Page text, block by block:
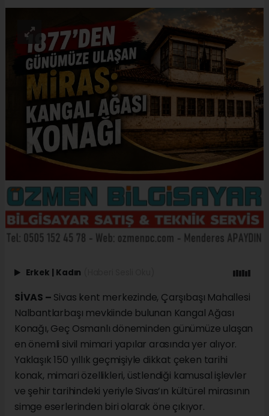
Erkek | Kadın
SİVAS – Sivas kent merkezinde, Çarşıbaşı Mahallesi
Nalbantlarbaşı mevkiinde bulunan Kangal Ağası
Konağı, Geç Osmanlı döneminden günümüze ulaşan
en önemli sivil mimari yapılar arasında yer alıyor.
Yaklaşık 150 yıllık geçmişiyle dikkat çeken tarihi
konak, mimari özellikleri, üstlendiği kamusal işlevler
ve şehir tarihindeki yeriyle Sivas’ın kültürel mirasının
simge eserlerinden biri olarak öne çıkıyor.